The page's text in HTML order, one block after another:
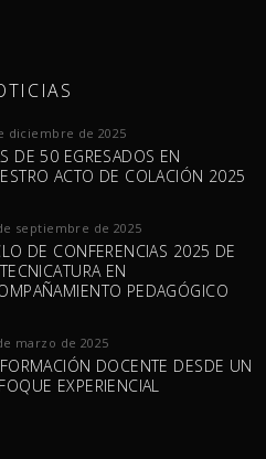
diciembre de 2025
DE 50 EGRESADOS EN
ACTO DE COLACIÓN 2025
septiembre de 2025
DE CONFERENCIAS 2025 DE
EN
PEDAGÓGICO
marzo de 2025
DOCENTE DESDE UN
EXPERIENCIAL